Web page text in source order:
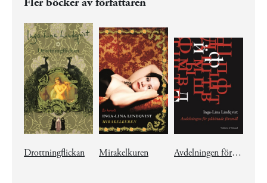
Drottningflickan Mirakelkuren Avdelningen för påhittade föremål